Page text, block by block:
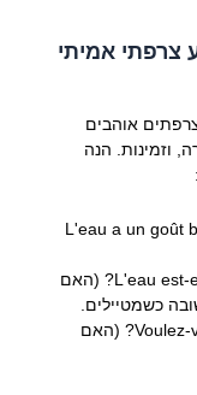
צרפתי אמיתי
אוהבים
וזמינות. הנה
L'eau a un goût
L'eau est- (האם
כשמטיילים.
Voulez- (האם